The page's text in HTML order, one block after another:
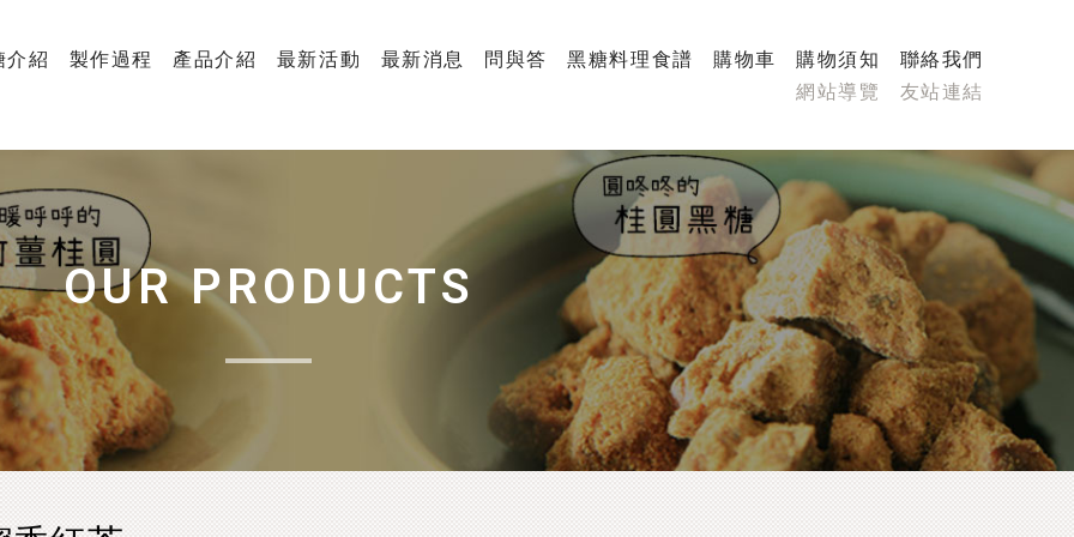
介紹 製作過程 產品介紹 最新活動 最新消息 問與答 黑糖料理食譜 購物車 購物須知
聯絡我們
網站導覽
友站連結
OUR PRODUCTS